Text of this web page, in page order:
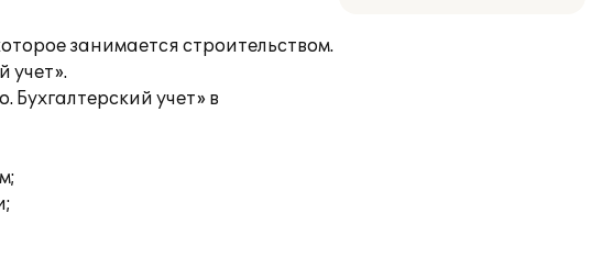
занимается строительством.
учет».
учет» в